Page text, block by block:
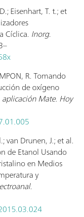
Eisenhart, T. t.; et
Cíclica. Inorg.
R. Tomando
de oxígeno
aplicación Mate. Hoy
van Drunen, J.; et al.
de Etanol Usando
en Medios
y